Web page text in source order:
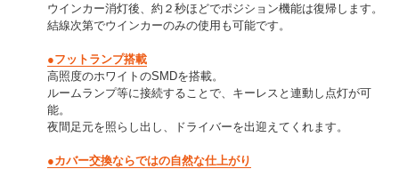
ウインカー消灯後、約２秒ほどでポジション機能は復帰します。
結線次第でウインカーのみの使用も可能です。
●フットランプ搭載
高照度のホワイトのSMDを搭載。
ルームランプ等に接続することで、キーレスと連動し点灯が可
能。
夜間足元を照らし出し、ドライバーを出迎えてくれます。
●カバー交換ならではの自然な仕上がり